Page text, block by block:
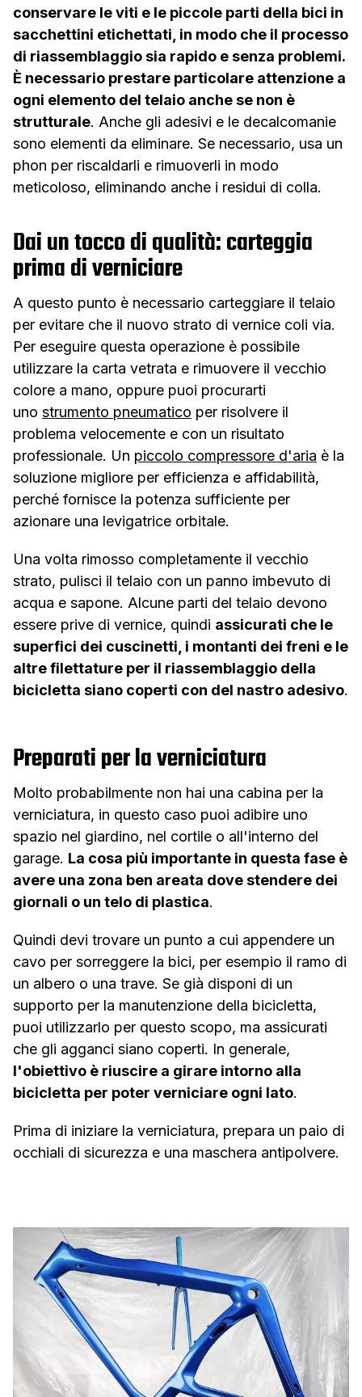
conservare le viti e le piccole parti della bici in
sacchettini etichettati, in modo che il processo
di riassemblaggio sia rapido e senza problemi.
È necessario prestare particolare attenzione a
ogni elemento del telaio anche se non è
strutturale. Anche gli adesivi e le decalcomanie
sono elementi da eliminare. Se necessario, usa un
phon per riscaldarli e rimuoverli in modo
meticoloso, eliminando anche i residui di colla.
Dai un tocco di qualità: carteggia
prima di verniciare
A questo punto è necessario carteggiare il telaio
per evitare che il nuovo strato di vernice coli via.
Per eseguire questa operazione è possibile
utilizzare la carta vetrata e rimuovere il vecchio
colore a mano, oppure puoi procurarti
uno strumento pneumatico per risolvere il
problema velocemente e con un risultato
professionale. Un piccolo compressore d'aria è la
soluzione migliore per efficienza e affidabilità,
perché fornisce la potenza sufficiente per
azionare una levigatrice orbitale.
Una volta rimosso completamente il vecchio
strato, pulisci il telaio con un panno imbevuto di
acqua e sapone. Alcune parti del telaio devono
essere prive di vernice, quindi assicurati che le
superfici dei cuscinetti, i montanti dei freni e le
altre filettature per il riassemblaggio della
bicicletta siano coperti con del nastro adesivo.
Preparati per la verniciatura
Molto probabilmente non hai una cabina per la
verniciatura, in questo caso puoi adibire uno
spazio nel giardino, nel cortile o all'interno del
garage. La cosa più importante in questa fase è
avere una zona ben areata dove stendere dei
giornali o un telo di plastica.
Quindi devi trovare un punto a cui appendere un
cavo per sorreggere la bici, per esempio il ramo di
un albero o una trave. Se già disponi di un
supporto per la manutenzione della bicicletta,
puoi utilizzarlo per questo scopo, ma assicurati
che gli agganci siano coperti. In generale,
l'obiettivo è riuscire a girare intorno alla
bicicletta per poter verniciare ogni lato.
Prima di iniziare la verniciatura, prepara un paio di
occhiali di sicurezza e una maschera antipolvere.